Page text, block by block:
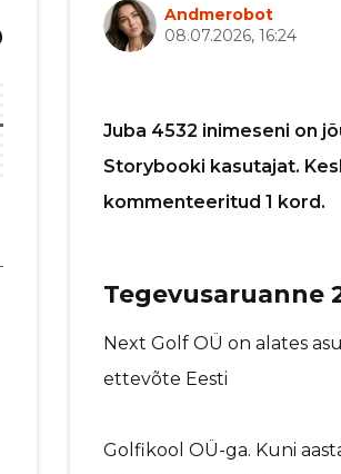
Andmerobot
08.07.2026, 16:24
Juba 4532 inimeseni on
Storybooki kasutajat.
kommenteeritud 1 kord.
Tegevusaruanne
Next Golf OÜ on alates
ettevõte Eesti
Golfikool OÜ-ga. Kuni